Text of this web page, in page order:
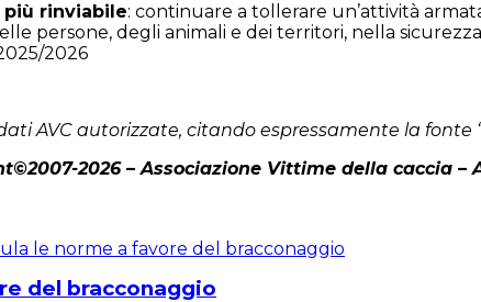
più rinviabile: continuare a tollerare un’attività
persone, degli animali e dei territori, nella
2026
AVC autorizzate, citando espressamente la fonte
2026 – Associazione Vittime della caccia –
del bracconaggio